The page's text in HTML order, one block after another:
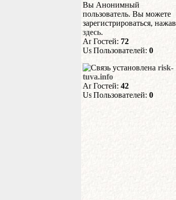
Вы Анонимный
пользователь. Вы можете
зарегистрироваться, нажав
здесь.
Гостей: 72
Пользователей: 0
risk-
tuva.info
Гостей: 42
Пользователей: 0